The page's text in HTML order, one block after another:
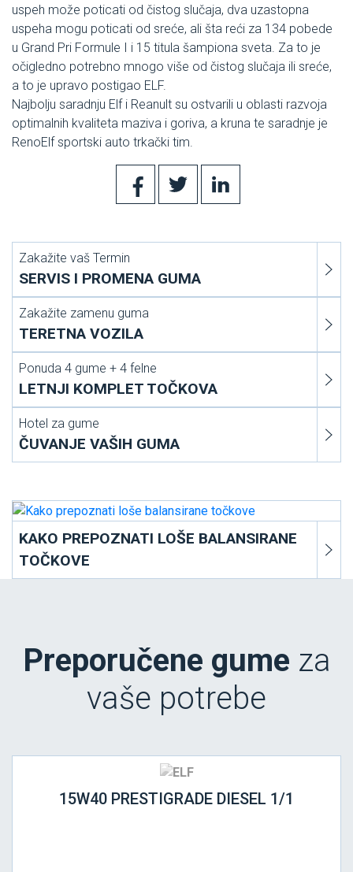
uspeh može poticati od čistog slučaja, dva uzastopna
uspeha mogu poticati od sreće, ali šta reći za 134 pobede
u Grand Pri Formule I i 15 titula šampiona sveta. Za to je
očigledno potrebno mnogo više od čistog slučaja ili sreće,
a to je upravo postigao ELF.
Najbolju saradnju Elf i Reanult su ostvarili u oblasti razvoja
optimalnih kvaliteta maziva i goriva, a kruna te saradnje je
RenoElf sportski auto trkački tim.
Zakažite vaš Termin
SERVIS I PROMENA GUMA
Zakažite zamenu guma
TERETNA VOZILA
Ponuda 4 gume + 4 felne
LETNJI KOMPLET TOČKOVA
Hotel za gume
ČUVANJE VAŠIH GUMA
KAKO PREPOZNATI LOŠE BALANSIRANE
TOČKOVE
Preporučene gume za
vaše potrebe
15W40 PRESTIGRADE DIESEL 1/1